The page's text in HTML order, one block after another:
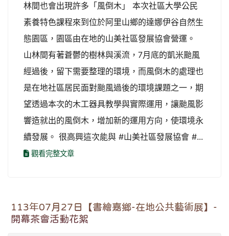
林間也會出現許多「風倒木」 本次社區大學公民
素養特色課程來到位於阿里山鄉的達娜伊谷自然生
態園區，園區由在地的山美社區發展協會營運。
山林間有著蒼鬱的樹林與溪流，7月底的凱米颱風
經過後，留下需要整理的環境，而風倒木的處理也
是在地社區居民面對颱風過後的環境課題之一，期
望透過本次的木工器具教學與實際運用，讓颱風影
響造就出的風倒木，增加新的運用方向，使環境永
續發展。 很高興這次能與 #山美社區發展協會 #...
觀看完整文章
113年07月27日【書繪嘉鄉-在地公共藝術展】-
開幕茶會活動花絮